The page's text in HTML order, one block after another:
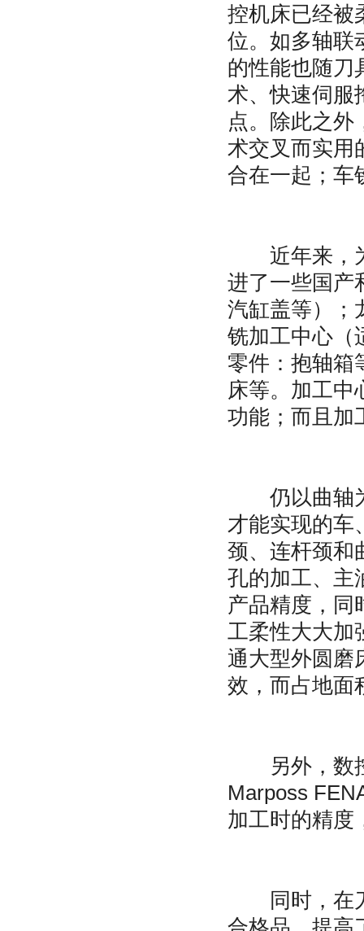
控机床已经被
位。如多轴联
的性能也随刀
术、快速伺服
点。除此之外
术交叉而实用
合在一起；车
近年来，为
进了一些国产
汽缸盖等）；
铣加工中心（
零件：抱轴箱
床等。加工中
功能；而且加
仍以曲轴为
才能实现的车
颈、连杆颈和
孔的加工、主
产品精度，同
工柔性大大加
通大型外圆磨
效，而占地面
另外，数控
Marposs
加工时的精度
同时，在刀